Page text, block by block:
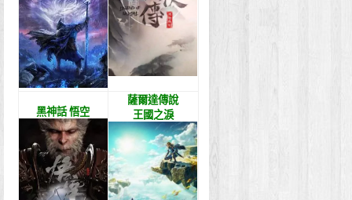
黑神話 悟空
薩爾達傳說
王國之淚